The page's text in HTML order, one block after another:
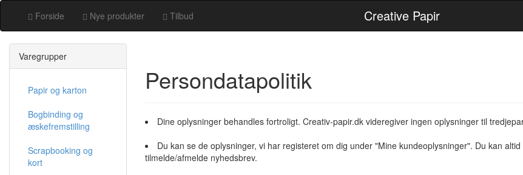
Forside Nye produkter Tilbud Creative Papir
Persondatapolitik
Dine oplysninger behandles fortroligt. Creativ-papir.dk videregiver ingen oplysninger til
Du kan se de oplysninger, vi har registeret om dig under "Mine kundeoplysninger". Du kan
tilmelde/afmelde nyhedsbrev.
Varegrupper
Papir og karton
Bogbinding og
æskefremstilling
Scrapbooking og
kort